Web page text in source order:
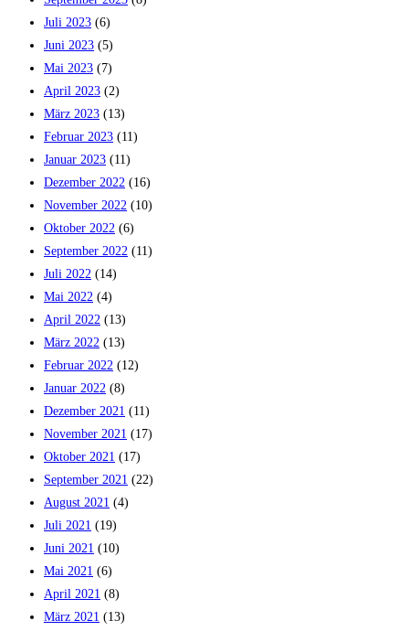
Juli 2023 (6)
Juni 2023 (5)
Mai 2023 (7)
April 2023 (2)
März 2023 (13)
Februar 2023 (11)
Januar 2023 (11)
Dezember 2022 (16)
November 2022 (10)
Oktober 2022 (6)
September 2022 (11)
Juli 2022 (14)
Mai 2022 (4)
April 2022 (13)
März 2022 (13)
Februar 2022 (12)
Januar 2022 (8)
Dezember 2021 (11)
November 2021 (17)
Oktober 2021 (17)
September 2021 (22)
August 2021 (4)
Juli 2021 (19)
Juni 2021 (10)
Mai 2021 (6)
April 2021 (8)
März 2021 (13)